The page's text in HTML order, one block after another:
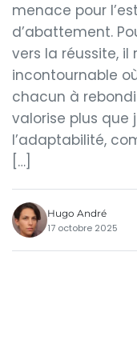
menace pour
d’abattement.
vers la réussite,
incontournable
chacun à
valorise plus que
l’adaptabilité,
[…]
Hugo André
17 octobre 2025